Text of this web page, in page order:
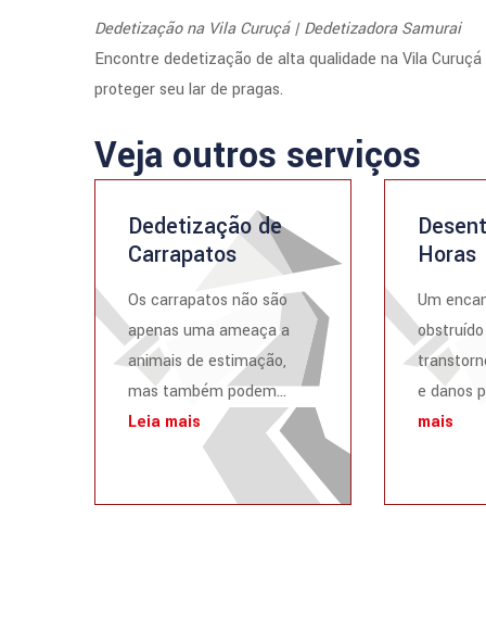
Dedetização na Vila Curuçá | Dedetizadora Samurai
Encontre dedetização de alta qualidade na Vila
proteger seu lar de pragas.
Veja outros serviços
Dedetização de
Carrapatos
Os carrapatos não são
apenas uma ameaça a
animais de estimação,
mas também podem...
Leia mais
Horas
Um
e danos
mais